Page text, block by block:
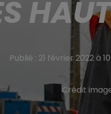
Publié : 21 février 2022 à
Crédit